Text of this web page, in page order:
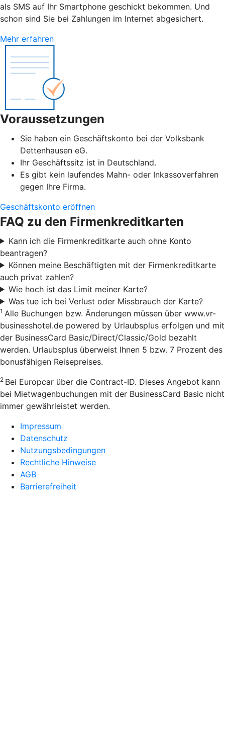
als SMS auf Ihr Smartphone geschickt bekommen. Und
schon sind Sie bei Zahlungen im Internet abgesichert.
Mehr erfahren
Voraussetzungen
Sie haben ein Geschäftskonto bei der Volksbank
Dettenhausen eG.
Ihr Geschäftssitz ist in Deutschland.
Es gibt kein laufendes Mahn- oder Inkassoverfahren
gegen Ihre Firma.
Geschäftskonto eröffnen
FAQ zu den Firmenkreditkarten
Kann ich die Firmenkreditkarte auch ohne Konto
beantragen?
Können meine Beschäftigten mit der Firmenkreditkarte
auch privat zahlen?
Wie hoch ist das Limit meiner Karte?
Was tue ich bei Verlust oder Missbrauch der Karte?
1 Alle Buchungen bzw. Änderungen müssen über www.vr-
businesshotel.de powered by Urlaubsplus erfolgen und mit
der BusinessCard Basic/Direct/Classic/Gold bezahlt
werden. Urlaubsplus überweist Ihnen 5 bzw. 7 Prozent des
bonusfähigen Reisepreises.
2 Bei Europcar über die Contract-ID. Dieses Angebot kann
bei Mietwagenbuchungen mit der BusinessCard Basic nicht
immer gewährleistet werden.
Impressum
Datenschutz
Nutzungsbedingungen
Rechtliche Hinweise
AGB
Barrierefreiheit